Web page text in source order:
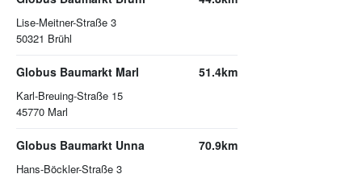
Lise-Meitner-Straße 3
50321 Brühl
Globus Baumarkt Marl
Karl-Breuing-Straße 15
45770 Marl
51.4km
Globus Baumarkt Unna
Hans-Böckler-Straße 3
70.9km